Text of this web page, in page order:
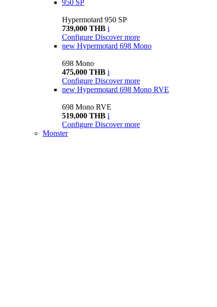
950 SP
Hypermotard 950 SP
739,000 THB i
Configure Discover more
new Hypermotard 698 Mono
698 Mono
475,000 THB i
Configure Discover more
new Hypermotard 698 Mono RVE
698 Mono RVE
519,000 THB i
Configure Discover more
Monster